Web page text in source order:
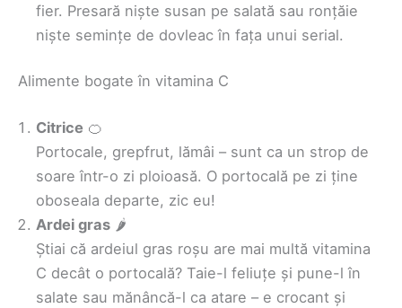
fier. Presară niște susan pe salată sau ronțăie
niște semințe de dovleac în fața unui serial.
Alimente bogate în vitamina C
Citrice 🍊
Portocale, grepfrut, lămâi – sunt ca un strop de
soare într-o zi ploioasă. O portocală pe zi ține
oboseala departe, zic eu!
Ardei gras 🌶️
Știai că ardeiul gras roșu are mai multă vitamina
C decât o portocală? Taie-l feliuțe și pune-l în
salate sau mănâncă-l ca atare – e crocant și